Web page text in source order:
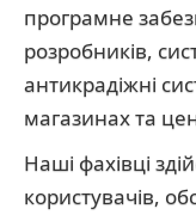
програмне
розробників,
антикрадіжні
магазинах та
Наші фахівці
користувачів,